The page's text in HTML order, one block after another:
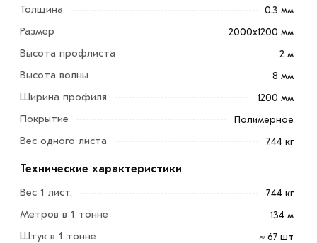
облицовочный материал при строительстве заборов,
гаражей, а так же обшивке стен и потолков.
Преимущества:
Устойчив к ультрафиолетовому излучению.
Благодаря небольшому весу профнастил легко
транспортировать и крепить.
За счет небольшой толщины лист легко резать.
Поверхность листа устойчива к коррозии благодаря
оцинкованному покрытию.
Толщина 0.3 мм
Размер 2000х1200 мм
Высота профлиста 2 м
Высота волны 8 мм
Ширина профиля 1200 мм
Покрытие Полимерное
Вес одного листа 7.44 кг
Технические характеристики
Вес 1 лист.
7.44 кг
Метров в 1 тонне 134 м
Штук в 1 тонне ≈ 67 шт